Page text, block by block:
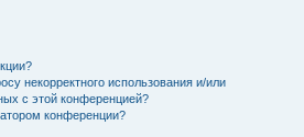
некорректного использования и/или
с этой конференцией?
конференции?